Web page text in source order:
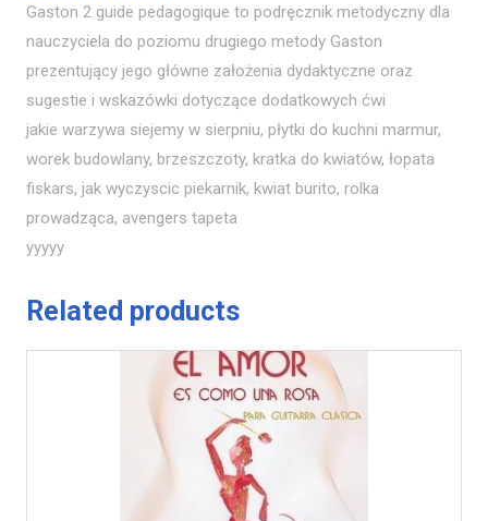
Gaston 2 guide pedagogique to podręcznik metodyczny dla
nauczyciela do poziomu drugiego metody Gaston
prezentujący jego główne założenia dydaktyczne oraz
sugestie i wskazówki dotyczące dodatkowych ćwi
jakie warzywa siejemy w sierpniu, płytki do kuchni marmur,
worek budowlany, brzeszczoty, kratka do kwiatów, łopata
fiskars, jak wyczyscic piekarnik, kwiat burito, rolka
prowadząca, avengers tapeta
yyyyy
Related products